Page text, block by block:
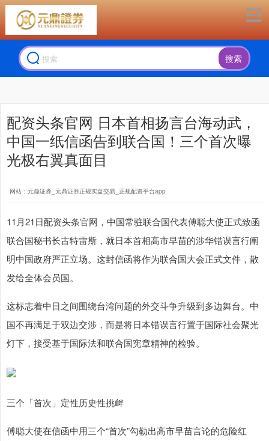
搜索
配资头条官网 日本首相扬言台海动武，
中国一纸信函告到联合国！三个首次曝
光极右翼真面目
网站：元鼎证券_元鼎证券正规实盘交易_正规配资平台app
11月21日配资头条官网，中国常驻联合国代表傅聪大使正式致函
联合国秘书长古特雷斯，就日本首相高市早苗的涉华错误言行阐
明中国政府严正立场。这封信函将作为联合国大会正式文件，散
发给全体会员国。
这标志着中日之间围绕台湾问题的外交斗争升级到多边舞台。中
国不再满足于双边交涉，而是将日本错误言行置于国际社会聚光
灯下，接受基于国际法和联合国宪章精神的检验。
三个「首次」定性历史性挑衅
傅聪大使在信函中用三个“首次”勾勒出高市早苗言论的危险红